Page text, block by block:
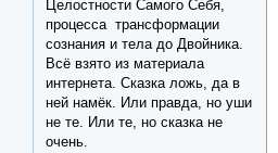
Целостности Самого Себя,
процесса трансформации
сознания и тела до Двойника.
Всё взято из материала
интернета. Сказка ложь, да в
ней намёк. Или правда, но уши
не те. Или те, но сказка не
очень.